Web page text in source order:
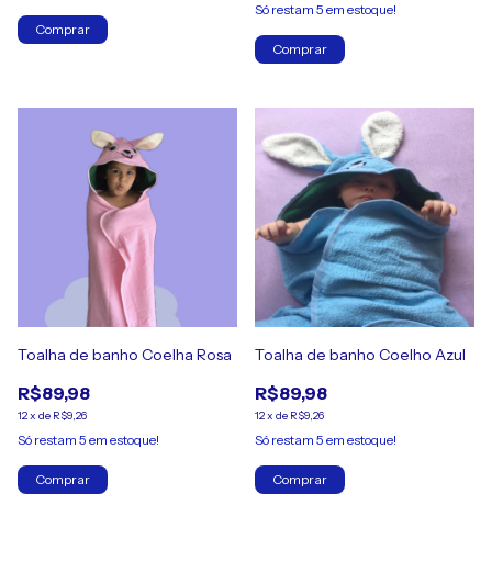
Comprar
Só restam 5 em estoque!
Comprar
Toalha de banho Coelha Rosa
R$89,98
12x de R$9,26
Só restam 5 em estoque!
Comprar
Toalha de banho Coelho Azul
R$89,98
12x de R$9,26
Só restam 5 em estoque!
Comprar